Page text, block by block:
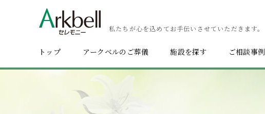
私たちが心を込めてお手伝いさせていただきます。
トップ アークベルのご葬儀 施設を探す ご相談事例